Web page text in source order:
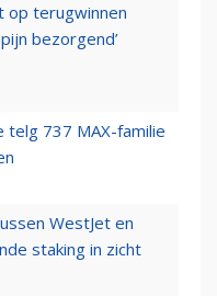
op terugwinnen
bezorgend’
telg 737 MAX-familie
WestJet en
staking in zicht